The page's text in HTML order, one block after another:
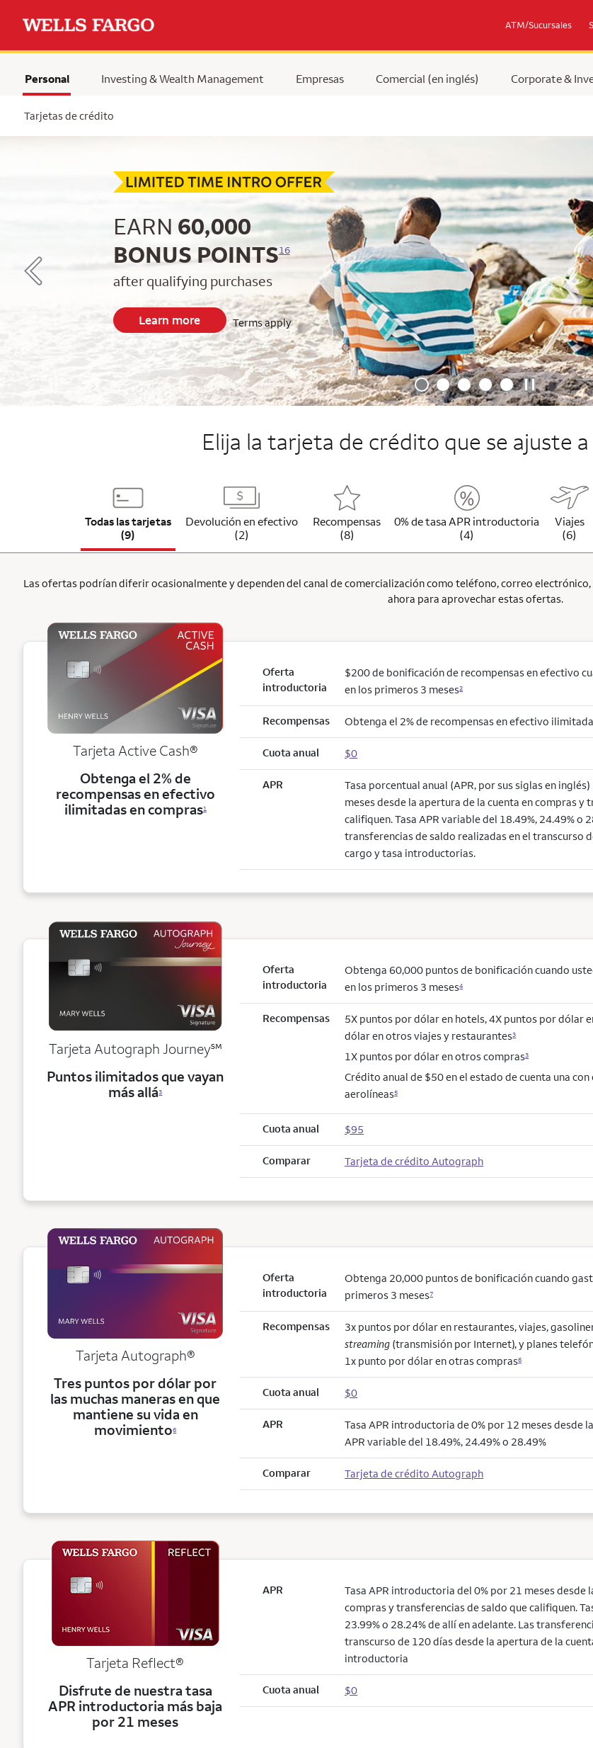
ATM/Sucursales
Personal Investing & Wealth Management Empresas Comercial (en inglés) Corporate &
Tarjetas de crédito
EARN 60,000
BONUS POINTS16
after qualifying purchases
Learn more Terms apply
Elija la tarjeta de crédito que se ajuste
Todas las tarjetas
(9)
Devolución en efectivo
(2)
Recompensas
(8)
0% de tasa APR introductoria
(4)
Viajes
(6)
Las ofertas podrían diferir ocasionalmente y dependen del canal de comercialización como teléfono, correo
ahora para aprovechar estas ofertas.
Tarjeta Active Cash®
Obtenga el 2% de
recompensas en efectivo
ilimitadas en compras1
Oferta
introductoria
$200 de bonificación de recompensas en efectivo
en los primeros 3 meses2
Recompensas Obtenga el 2% de recompensas en efectivo
Cuota anual $0
APR
Tasa porcentual anual (APR, por sus siglas en
meses desde la apertura de la cuenta en compras y
califiquen. Tasa APR variable del 18.49%, 24.49% o
transferencias de saldo realizadas en el transcurso
cargo y tasa introductorias.
Tarjeta Autograph Journeyservice mark
℠
Puntos ilimitados que vayan
más allá3
Oferta
introductoria
Obtenga 60,000 puntos de bonificación cuando
en los primeros 3 meses4
Recompensas
5X puntos por dólar en hotels, 4X puntos por dólar
dólar en otros viajes y restaurantes3
1X puntos por dólar en otros compras3
Crédito anual de $50 en el estado de cuenta una
aerolíneas5
Cuota anual $95
Comparar Tarjeta de crédito Autograph
Tarjeta Autograph®
Tres puntos por dólar por
las muchas maneras en que
mantiene su vida en
movimiento6
Oferta
introductoria
Obtenga 20,000 puntos de bonificación cuando
primeros 3 meses7
Recompensas
3x puntos por dólar en restaurantes, viajes,
streaming (transmisión por Internet), y planes
1x punto por dólar en otras compras6
Cuota anual $0
APR
Tasa APR introductoria de 0% por 12 meses desde
APR variable del 18.49%, 24.49% o 28.49%
Comparar Tarjeta de crédito Autograph
Tarjeta Reflect®
Disfrute de nuestra tasa
APR introductoria más baja
por 21 meses
APR
Tasa APR introductoria del 0% por 21 meses desde
compras y transferencias de saldo que califiquen.
23.99% o 28.24% de allí en adelante. Las
transcurso de 120 días desde la apertura de la
introductoria
Cuota anual $0